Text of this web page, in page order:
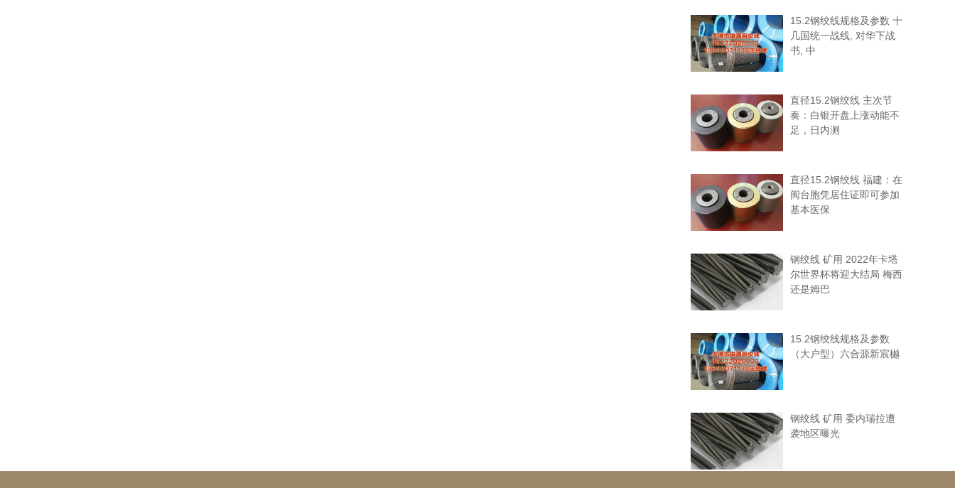
15.2钢绞线规格及参数 十
几国统一战线, 对华下战
书, 中
直径15.2钢绞线 主次节
奏：白银开盘上涨动能不
足，日内测
直径15.2钢绞线 福建：在
闽台胞凭居住证即可参加
基本医保
钢绞线 矿用 2022年卡塔
尔世界杯将迎大结局 梅西
还是姆巴
15.2钢绞线规格及参数
（大户型）六合源新宸樾
钢绞线 矿用 委内瑞拉遭
袭地区曝光